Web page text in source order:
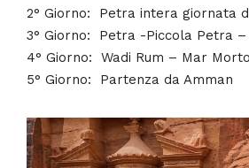
2° Giorno: Petra intera giornata
3° Giorno: Petra -Piccola Petra –
4° Giorno: Wadi Rum – Mar
5° Giorno: Partenza da Amman